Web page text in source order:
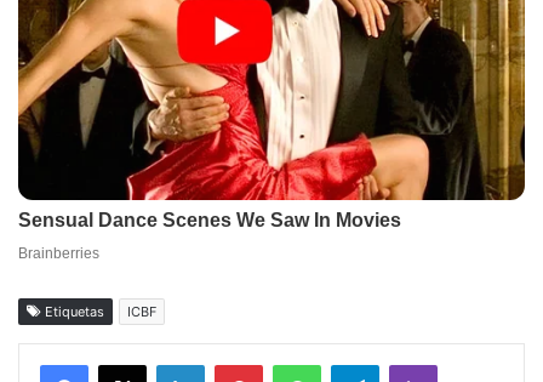
Etiquetas ICBF
Facebook
X LinkedInPinterestWhatsAppTelegramViber